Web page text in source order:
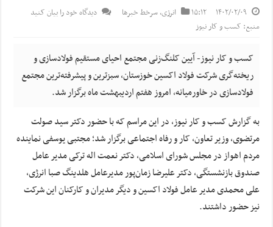
۱۴۰۲/۰۲/۰۹ ۱۵:۱۲ انرژی,سرخط خبرها
دیدگاه خود را بیان کنید
منبع: کسب و کار نیوز
کسب و کار نیوز- آیین کلنگ‌زنی مجتمع احیای مستقیم فولادسازی و
ریخته‌گری شرکت فولاد اکسین خوزستان، سبزترین و پیشرفته‌ترین مجتمع
فولاد‌سازی در خاورمیانه، امروز هفتم اردیبهشت ماه برگزار شد.
به گزارش کسب و کار نیوز، در این مراسم که با حضور دکتر سید صولت
مرتضوی، وزیر تعاون، کار و رفاه اجتماعی برگزار شد؛ مجتبی یوسفی نماینده
مردم اهواز در مجلس شورای اسلامی، دکتر نعمت اله ترکی مدیر عامل
صندوق بازنشستگی، دکتر علیرضا زمان‌پور مدیرعامل هلدینگ صبا انرژی،
علی محمدی مدیر عامل فولاد اکسین و دیگر مدیران و کارکنان این شرکت
نیز حضور داشتند.